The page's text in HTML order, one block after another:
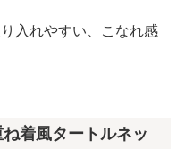
入れやすい、こなれ感
着風タートルネッ